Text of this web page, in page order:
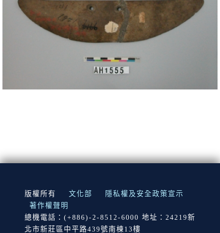
:::
版權所有 文化部
隱私權及安全政策宣示
著作權聲明
總機電話：(+886)-2-8512-6000 地址：24219新
北市新莊區中平路439號南棟13樓